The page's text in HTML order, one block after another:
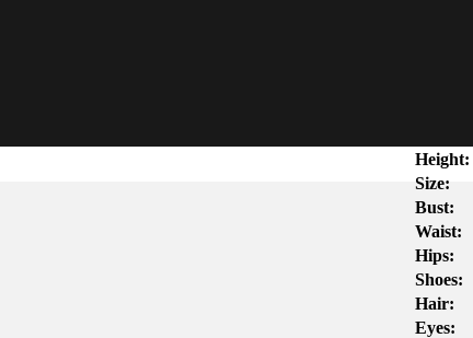
Height:
Size:
Bust:
Waist:
Hips:
Shoes:
Hair:
Eyes: